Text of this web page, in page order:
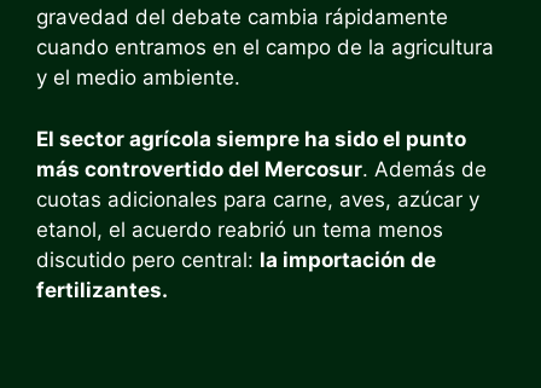
gravedad del debate cambia rápidamente
cuando entramos en el campo de la agricultura
y el medio ambiente.
El sector agrícola siempre ha sido el punto
más controvertido del Mercosur. Además de
cuotas adicionales para carne, aves, azúcar y
etanol, el acuerdo reabrió un tema menos
discutido pero central: la importación de
fertilizantes.